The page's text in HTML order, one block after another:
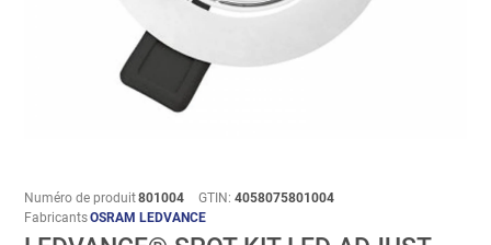
Numéro de produit801004 GTIN: 4058075801004
FabricantsOSRAM LEDVANCE